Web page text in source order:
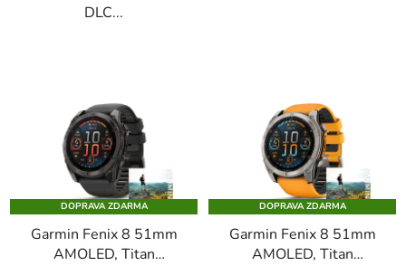
DLC...
DOPRAVA ZDARMA
Garmin Fenix 8 51mm
AMOLED, Titan
DOPRAVA ZDARMA
Garmin Fenix 8 51mm
AMOLED, Titan